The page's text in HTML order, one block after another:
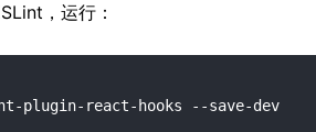
，运行：
plugin-react-hooks --save-dev